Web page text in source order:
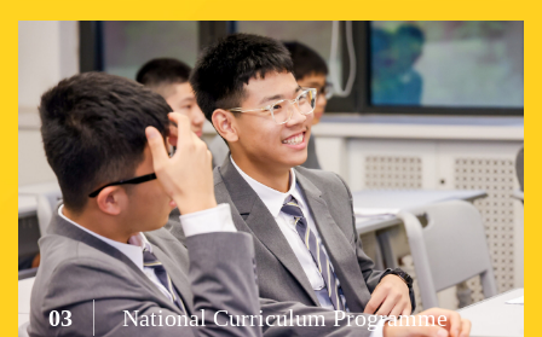
03 National Curriculum Programme